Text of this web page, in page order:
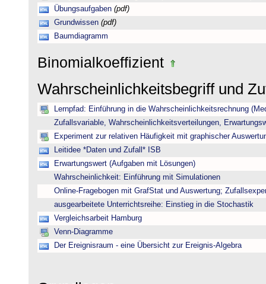
Übungsaufgaben (pdf)
Grundwissen (pdf)
Baumdiagramm
Binomialkoeffizient
Wahrscheinlichkeitsbegriff und
Lernpfad: Einführung in die Wahrscheinlichkeitsrechnung
Zufallsvariable, Wahrscheinlichkeitsverteilungen,
Experiment zur relativen Häufigkeit mit graphischer
Leitidee *Daten und Zufall* ISB
Erwartungswert (Aufgaben mit Lösungen)
Wahrscheinlichkeit: Einführung mit Simulationen
Online-Fragebogen mit GrafStat und Auswertung;
ausgearbeitete Unterrichtsreihe: Einstieg in die Stochastik
Vergleichsarbeit Hamburg
Venn-Diagramme
Der Ereignisraum - eine Übersicht zur Ereignis-Algebra